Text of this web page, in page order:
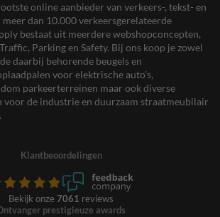
online aanbieder van verkeers-, tekst- en
dan 10.000 verkeersgerelateerde
bestaat uit meerdere webshopconcepten,
Parking en Safety. Bij ons koop je zowel
daarbij behorende beugels en
voor elektrische auto’s,
parkeerterreinen maar ook diverse
de industrie en duurzaam straatmeubilair
Klantbeoordelingen
Bekijk onze 7061 reviews
prestigieuze awards